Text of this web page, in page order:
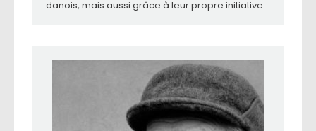
danois, mais aussi grâce à leur propre initiative.